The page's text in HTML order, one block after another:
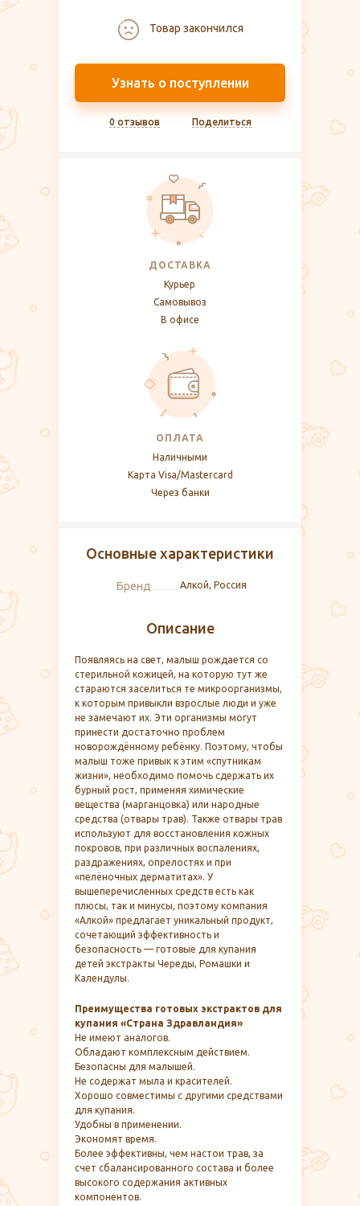
Товар закончился
Узнать о поступлении
0 отзывов Поделиться
ДОСТАВКА
Курьер
Самовывоз
В офисе
ОПЛАТА
Наличными
Карта Visa/Mastercard
Через банки
Описание
Появляясь на свет, малыш рождается со
стерильной кожицей, на которую тут же
стараются заселиться те микроорганизмы,
к которым привыкли взрослые люди и уже
не замечают их. Эти организмы могут
принести достаточно проблем
новорождённому ребёнку. Поэтому, чтобы
малыш тоже привык к этим «спутникам
жизни», необходимо помочь сдержать их
бурный рост, применяя химические
вещества (марганцовка) или народные
средства (отвары трав). Также отвары трав
используют для восстановления кожных
покровов, при различных воспалениях,
раздражениях, опрелостях и при
«пелёночных дерматитах». У
вышеперечисленных средств есть как
плюсы, так и минусы, поэтому компания
«Алкой» предлагает уникальный продукт,
сочетающий эффективность и
безопасность — готовые для купания
детей экстракты Череды, Ромашки и
Календулы.
Преимущества готовых экстрактов для
купания «Страна Здравландия»
Не имеют аналогов.
Обладают комплексным действием.
Безопасны для малышей.
Не содержат мыла и красителей.
Хорошо совместимы с другими средствами
для купания.
Удобны в применении.
Экономят время.
Более эффективны, чем настои трав, за
счет сбалансированного состава и более
высокого содержания активных
компонентов.
Основные характеристики
Бренд Алкой, Россия